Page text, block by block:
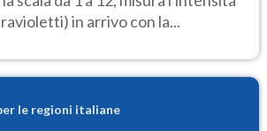
in arrivo con la...
le regioni italiane